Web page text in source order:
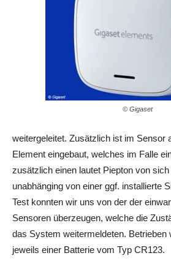
© Gigaset
weitergeleitet. Zusätzlich ist im Sensor
Element eingebaut, welches im Falle
zusätzlich einen lautet Piepton von
unabhänging von einer ggf. installierte
Test konnten wir uns von der der
Sensoren überzeugen, welche die
das System weitermeldeten. Betrieben
jeweils einer Batterie vom Typ CR123.